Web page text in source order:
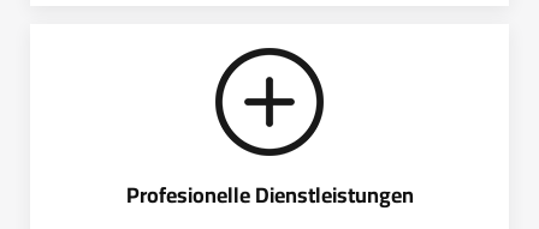
Profesionelle Dienstleistungen